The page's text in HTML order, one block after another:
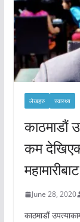
लेखहरु स्वास्थ्य
काठमाडौं
कम
June 28, 2020
काठमाडौं